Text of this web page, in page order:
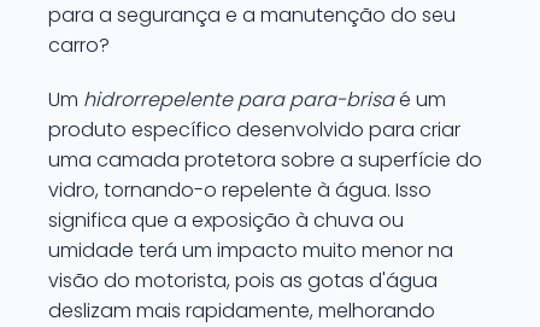
para a segurança e a manutenção do seu
carro?
Um hidrorrepelente para para-brisaé um
produto específico desenvolvido para criar
uma camada protetora sobre a superfície do
vidro, tornando-o repelente à água. Isso
significa que a exposição à chuva ou
umidade terá um impacto muito menor na
visão do motorista, pois as gotas d'água
deslizam mais rapidamente, melhorando